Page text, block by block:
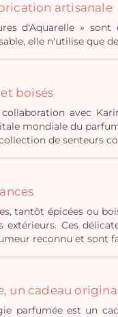
artisanale
d'Aquarelle »
elle n'utilise que
boisés
avec
mondiale du
de senteurs
tantôt épicées ou
extérieurs. Ces
reconnu et sont
un cadeau
parfumée est un